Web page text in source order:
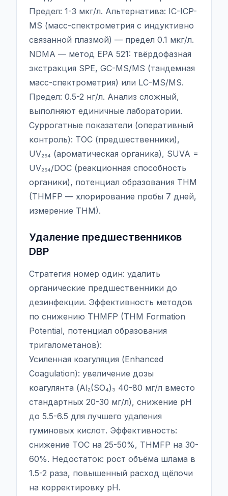
Предел: 1-3 мкг/л. Альтернатива: IC-ICP-
MS (масс-спектрометрия с индуктивно
связанной плазмой) — предел 0.1 мкг/л.
NDMA — метод EPA 521: твёрдофазная
экстракция SPE, GC-MS/MS (тандемная
масс-спектрометрия) или LC-MS/MS.
Предел: 0.5-2 нг/л. Анализ сложный,
выполняют единичные лаборатории.
Суррогатные показатели (оперативный
контроль): TOC (предшественники),
UV₂₅₄ (ароматическая органика), SUVA =
UV₂₅₄/DOC (реакционная способность
органики), потенциал образования THM
(THMFP — хлорирование пробы 7 дней,
измерение THM).
Удаление предшественников
DBP
Стратегия номер один: удалить
органические предшественники до
дезинфекции. Эффективность методов
по снижению THMFP (THM Formation
Potential, потенциал образования
тригалометанов):
Усиленная коагуляция (Enhanced
Coagulation): увеличение дозы
коагулянта (Al₂(SO₄)₃ 40-80 мг/л вместо
стандартных 20-30 мг/л), снижение pH
до 5.5-6.5 для лучшего удаления
гуминовых кислот. Эффективность:
снижение TOC на 25-50%, THMFP на 30-
60%. Недостаток: рост объёма шлама в
1.5-2 раза, повышенный расход щёлочи
на корректировку pH.